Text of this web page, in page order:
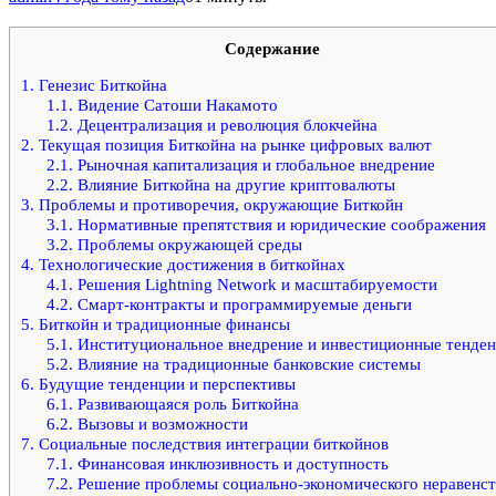
Содержание
1. Генезис Биткойна
1.1. Видение Сатоши Накамото
1.2. Децентрализация и революция блокчейна
2. Текущая позиция Биткойна на рынке цифровых валют
2.1. Рыночная капитализация и глобальное внедрение
2.2. Влияние Биткойна на другие криптовалюты
3. Проблемы и противоречия, окружающие Биткойн
3.1. Нормативные препятствия и юридические соображения
3.2. Проблемы окружающей среды
4. Технологические достижения в биткойнах
4.1. Решения Lightning Network и масштабируемости
4.2. Смарт-контракты и программируемые деньги
5. Биткойн и традиционные финансы
5.1. Институциональное внедрение и инвестиционные
5.2. Влияние на традиционные банковские системы
6. Будущие тенденции и перспективы
6.1. Развивающаяся роль Биткойна
6.2. Вызовы и возможности
7. Социальные последствия интеграции биткойнов
7.1. Финансовая инклюзивность и доступность
7.2. Решение проблемы социально-экономического